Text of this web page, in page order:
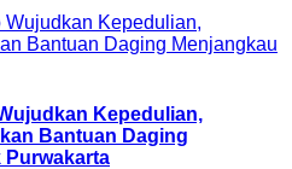
Kepedulian,
Bantuan Daging
Purwakarta